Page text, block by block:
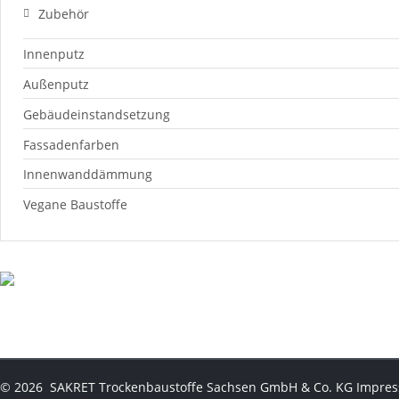
Zubehör
Innenputz
Außenputz
Gebäudeinstandsetzung
Fassadenfarben
Innenwanddämmung
Vegane Baustoffe
© 2026 SAKRET Trockenbaustoffe Sachsen GmbH & Co. KG